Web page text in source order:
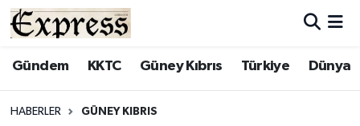
Gündem KKTC Güney Kıbrıs Türkiye Dünya
HABERLER GÜNEY KIBRIS
ALAYKÖY
Hava Durumu